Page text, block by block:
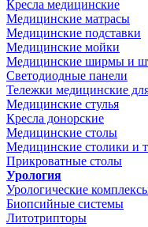
Кресла медицинские
Медицинские матрасы
Медицинские подставки
Медицинские мойки
Медицинские ширмы и
Светодиодные панели
Тележки медицинские
Медицинские стулья
Кресла донорские
Медицинские столы
Медицинские столики и
Прикроватные столы
Урология
Урологические
Биопсийные системы
Литотрипторы